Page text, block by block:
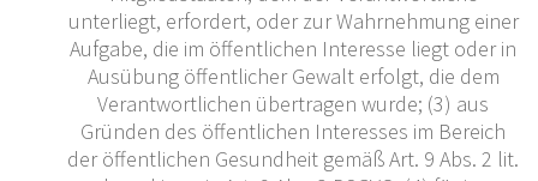
unterliegt, erfordert, oder zur Wahrnehmung einer
Aufgabe, die im öffentlichen Interesse liegt oder in
Ausübung öffentlicher Gewalt erfolgt, die dem
Verantwortlichen übertragen wurde; (3) aus
Gründen des öffentlichen Interesses im Bereich
der öffentlichen Gesundheit gemäß Art. 9 Abs. 2 lit.